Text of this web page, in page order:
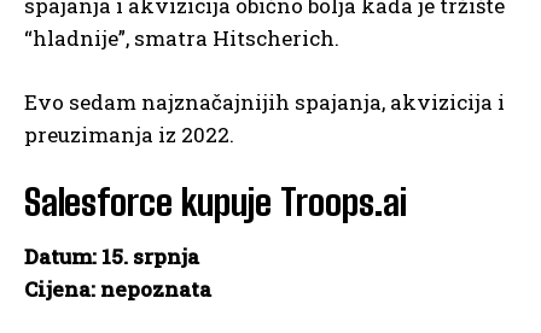
“hladnije”, smatra Hitscherich.
Evo sedam najznačajnijih spajanja, akvizicija i
preuzimanja iz 2022.
Salesforce kupuje Troops.ai
Datum: 15. srpnja
Cijena: nepoznata